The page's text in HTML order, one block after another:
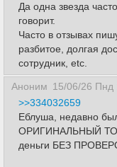
Да одна звезда
говорит.
Часто в отзывах
разбитое, долгая
сотрудник, etc.
Аноним 15/06/26 Пнд
>>334032659
Еблуша, недавно
ОРИГИНАЛЬНЫЙ
деньги БЕЗ